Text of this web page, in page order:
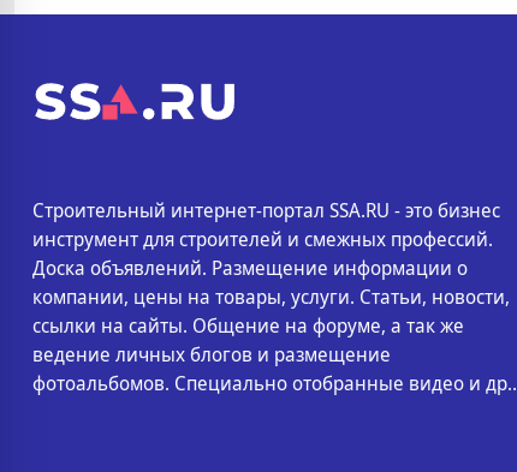
Строительный интернет-портал SSA.RU - это бизнес
инструмент для строителей и смежных профессий.
Доска объявлений. Размещение информации о
компании, цены на товары, услуги. Статьи, новости,
ссылки на сайты. Общение на форуме, а так же
ведение личных блогов и размещение
фотоальбомов. Специально отобранные видео и др..